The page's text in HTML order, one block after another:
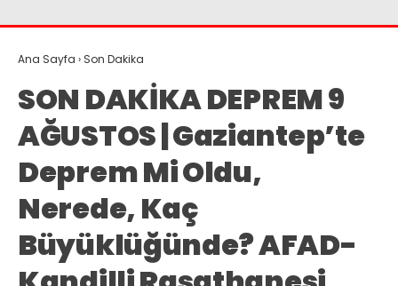
Ana Sayfa › Son Dakika
SON DAKİKA DEPREM 9
AĞUSTOS | Gaziantep’te
Deprem Mi Oldu,
Nerede, Kaç
Büyüklüğünde? AFAD-